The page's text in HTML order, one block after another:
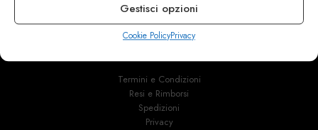
Gestisci opzioni
Cookie PolicyPrivacy
MI 20145 • Milano
Via Belfiore 9
Termini e Condizioni
Resi e Rimborsi
Spedizioni
Privacy